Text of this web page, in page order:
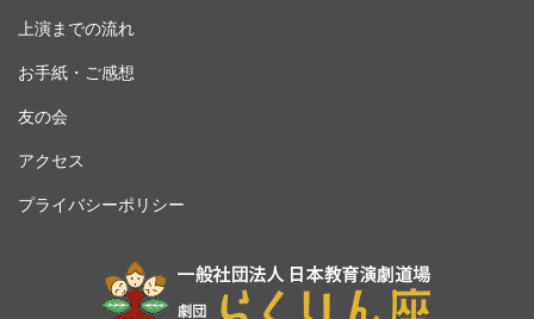
上演までの流れ
お手紙・ご感想
友の会
アクセス
プライバシーポリシー